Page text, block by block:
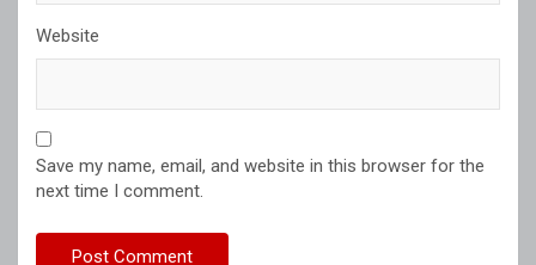
Website
Save my name, email, and website in this browser for the
next time I comment.